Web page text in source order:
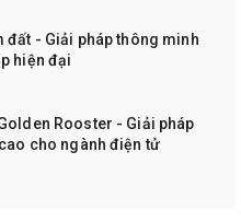
đất - Giải pháp thông minh
hiện đại
Rooster - Giải pháp
cho ngành điện tử